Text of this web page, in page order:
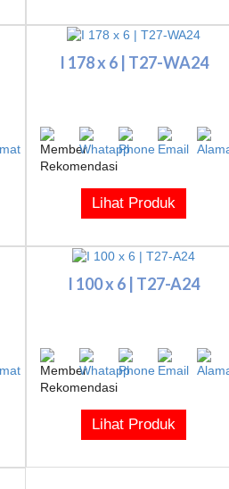
I 178 x 6 | T27-WA24
Lihat Produk
I 100 x 6 | T27-A24
Lihat Produk